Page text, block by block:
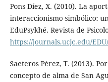
Pons Díez, X. (2010). La
interaccionismo simbólico:
EduPsykhé. Revista de
https://journals.ucjc.edu/
Saeteros Pérez, T. (2013).
concepto de alma de San